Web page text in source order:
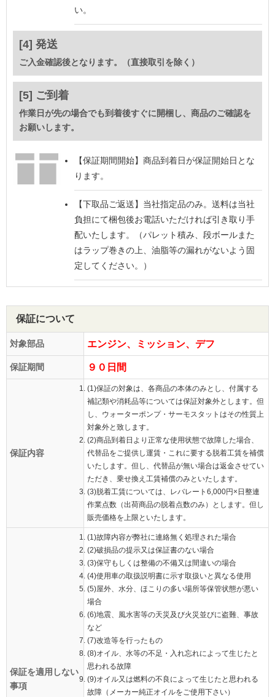
い。
[4] 発送
ご入金確認後となります。（直接取引を除く）
[5] ご到着
作業日が先の場合でも到着後すぐに開梱し、商品のご確認を
お願いします。
【保証期間開始】 商品到着日が保証開始日とな
ります。
【下取品ご返送】 当社指定品のみ。送料は当社
負担にて梱包後お電話いただければ引き取り手
配いたします。（パレット積み、段ボールまた
はラップ巻きの上、油脂等の漏れがないよう固
定してください。）
保証について
対象部品 エンジン、ミッション、デフ
保証期間 ９０日間
保証内容
(1)保証の対象は、各商品の本体のみとし、付属する
補記類や消耗品等については保証対象外とします。但
し、ウォーターポンプ・サーモスタットはその性質上
対象外と致します。
(2)商品到着日より正常な使用状態で故障した場合、
代替品をご提供し運賃・これに要する脱着工賃を補償
いたします。但し、代替品が無い場合は返金させてい
ただき、乗せ換え工賃補償のみといたします。
(3)脱着工賃については、レバレート6,000円×日整連
作業点数（出荷商品の脱着点数のみ）とします。但し
販売価格を上限といたします。
保証を適用しない
事項
(1)故障内容が弊社に連絡無く処理された場合
(2)破損品の提示又は保証書のない場合
(3)保守もしくは整備の不備又は間違いの場合
(4)使用車の取扱説明書に示す取扱いと異なる使用
(5)屋外、水分、ほこりの多い場所等保管状態が悪い
場合
(6)地震、風水害等の天災及び火災並びに盗難、事故
など
(7)改造等を行ったもの
(8)オイル、水等の不足・入れ忘れによって生じたと
思われる故障
(9)オイル又は燃料の不良によって生じたと思われる
故障（メーカー純正オイルをご使用下さい）